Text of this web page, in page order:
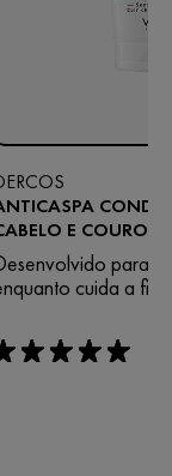
E COURO
para
cuida a
5 out of 5